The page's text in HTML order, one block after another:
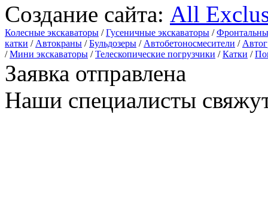
Создание сайта: All
Колесные экскаваторы /Гусеничные экскаваторы /
катки / Автокраны /Бульдозеры / Автобетоносмесители /
/Мини экскаваторы /Телескопические погрузчики /Катки /
Заявка отправлена
Наши специалисты